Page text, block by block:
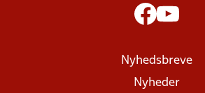
Nyhedsbreve
Nyheder